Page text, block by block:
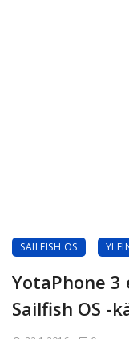
SAILFISH OS
YotaPhone
Sailfish OS -